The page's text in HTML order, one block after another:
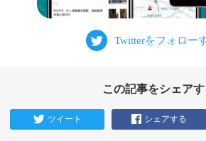
この記事をシェア
ツイート シェアする